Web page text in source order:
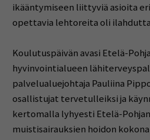
ikääntymiseen liittyviä asioita
opettavia lehtoreita oli
Koulutuspäivän avasi Etelä-
hyvinvointialueen
palvelualuejohtaja Pauliina
osallistujat tervetulleiksi ja
kertomalla lyhyesti Etelä-
muistisairauksien hoidon